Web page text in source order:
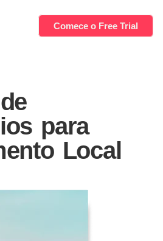
Comece o Free Trial
para
Local